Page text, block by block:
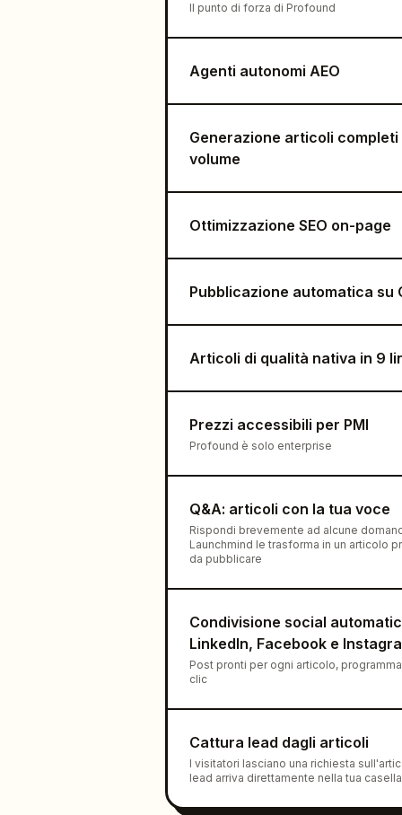
Il punto di forza di Profound
Agenti autonomi AEO
Generazione articoli completi
volume
Ottimizzazione SEO on-page
Pubblicazione automatica su
Articoli di qualità nativa in 9
Prezzi accessibili per PMI
Profound è solo enterprise
Q&A: articoli con la tua voce
Rispondi brevemente ad alcune
Launchmind le trasforma in un articolo
da pubblicare
Condivisione social
LinkedIn, Facebook e
Post pronti per ogni articolo,
clic
Cattura lead dagli articoli
I visitatori lasciano una richiesta
lead arriva direttamente nella tua casella